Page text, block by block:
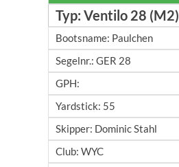
Ventilo 28 (M2)
Paulchen
GER 28
55
Dominic Stahl
WYC